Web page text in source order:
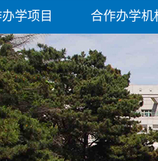
学项目 合作办学机